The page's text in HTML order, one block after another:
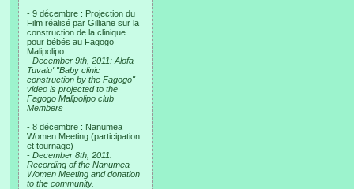
- 9 décembre : Projection du
Film réalisé par Gilliane sur la
construction de la clinique
pour bébés au Fagogo
Malipolipo
- December 9th, 2011: Alofa
Tuvalu' "Baby clinic
construction by the Fagogo"
video is projected to the
Fagogo Malipolipo club
Members
- 8 décembre : Nanumea
Women Meeting (participation
et tournage)
- December 8th, 2011:
Recording of the Nanumea
Women Meeting and donation
to the community.